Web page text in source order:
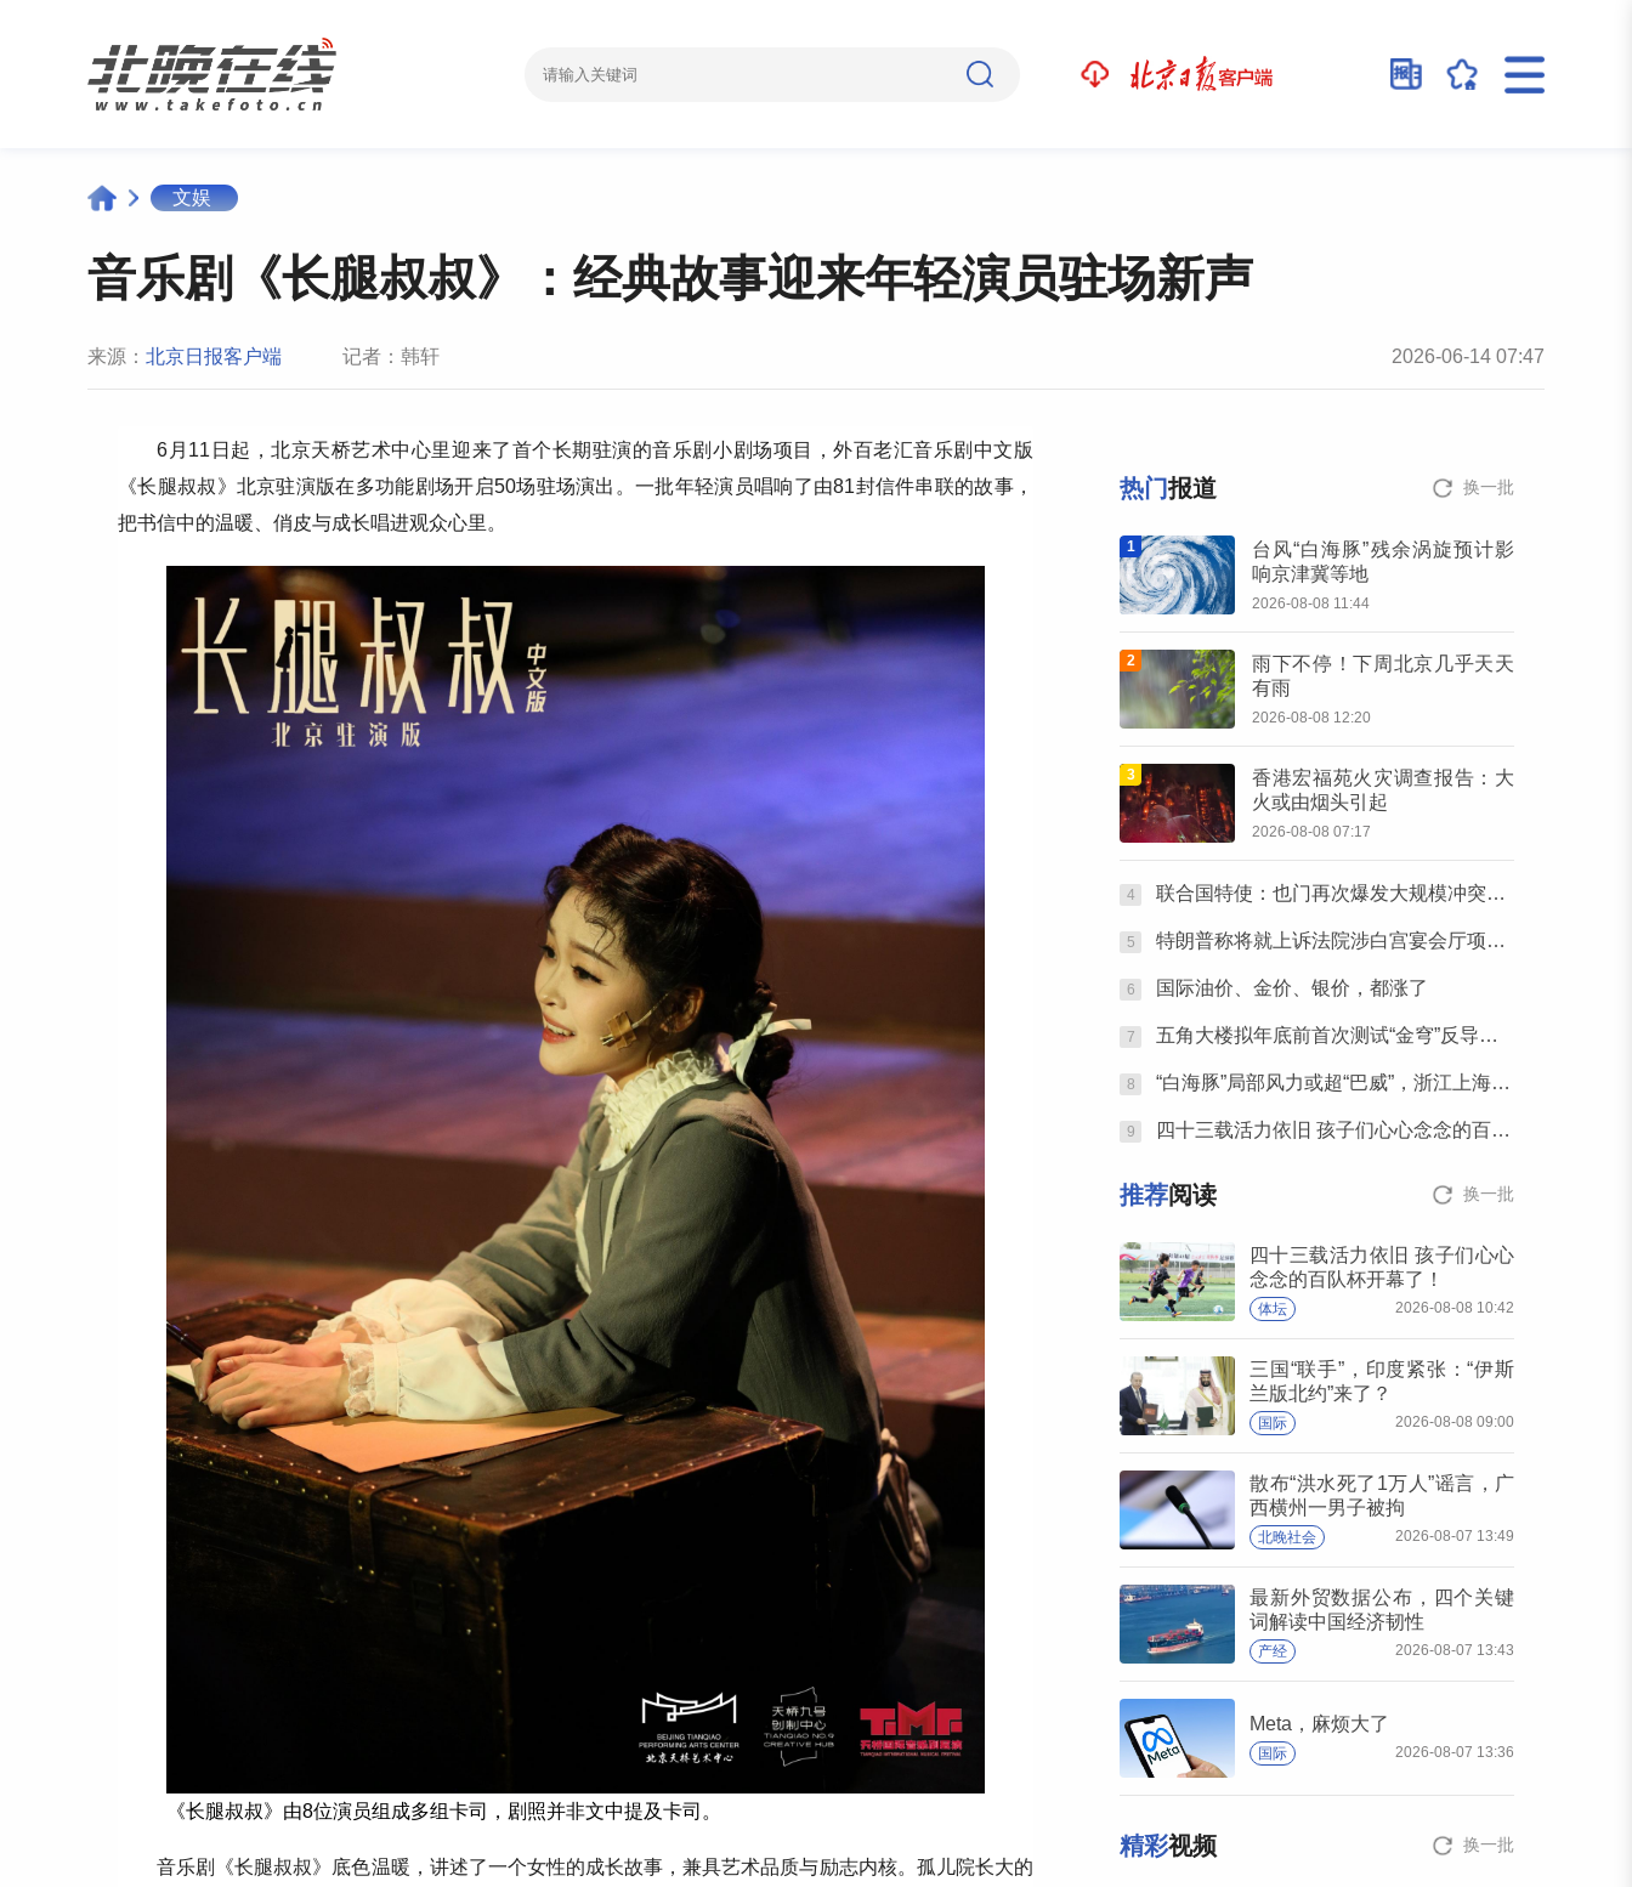
文娱
音乐剧《长腿叔叔》：经典故事迎来年轻演员驻场新声
来源： 北京日报客户端 记者：韩轩 2026-06-14 07:47
6月11日起，北京天桥艺术中心里迎来了首个长期驻演的音乐剧小剧场项目，外百老汇音乐剧中文版
《长腿叔叔》北京驻演版在多功能剧场开启50场驻场演出。一批年轻演员唱响了由81封信件串联的故事，
把书信中的温暖、俏皮与成长唱进观众心里。
《长腿叔叔》由8位演员组成多组卡司，剧照并非文中提及卡司。
音乐剧《长腿叔叔》底色温暖，讲述了一个女性的成长故事，兼具艺术品质与励志内核。孤儿院长大的
热门报道 换一批
1
台风“白海豚”残余涡旋预计影
响京津冀等地
2026-08-08 11:44
2
雨下不停！下周北京几乎天天
有雨
2026-08-08 12:20
3
香港宏福苑火灾调查报告：大
火或由烟头引起
2026-08-08 07:17
4 联合国特使：也门再次爆发大规模冲突风险升至四年多来最高水平
5 特朗普称将就上诉法院涉白宫宴会厅项目裁决提起上诉
6 国际油价、金价、银价，都涨了
7 五角大楼拟年底前首次测试“金穹”反导系统
8 “白海豚”局部风力或超“巴威”，浙江上海处于台风危险半圆
9 四十三载活力依旧 孩子们心心念念的百队杯开幕了！
推荐阅读 换一批
四十三载活力依旧 孩子们心心
念念的百队杯开幕了！
体坛 2026-08-08 10:42
三国“联手”，印度紧张：“伊斯
兰版北约”来了？
国际 2026-08-08 09:00
散布“洪水死了1万人”谣言，广
西横州一男子被拘
北晚社会 2026-08-07 13:49
最新外贸数据公布，四个关键
词解读中国经济韧性
产经 2026-08-07 13:43
Meta，麻烦大了
国际 2026-08-07 13:36
精彩视频 换一批